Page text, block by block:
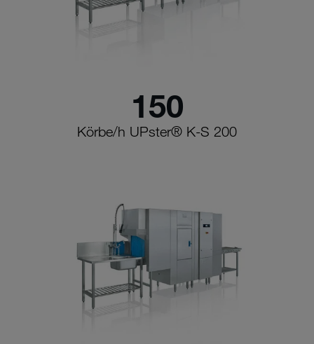
150
Körbe/h UPster® K-S 200